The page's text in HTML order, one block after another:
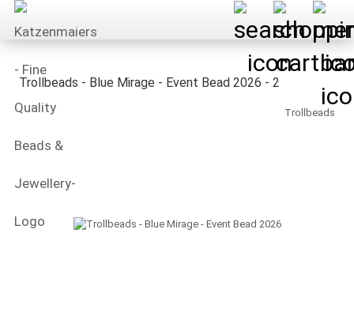
Trollbeads - Blue Mirage - Event Bead 2026 - 2
Trollbeads